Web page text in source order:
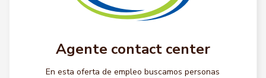
Agente contact center
En esta oferta de empleo buscamos personas